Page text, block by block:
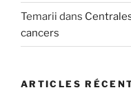
Temarii dans
cancers
ARTICLES